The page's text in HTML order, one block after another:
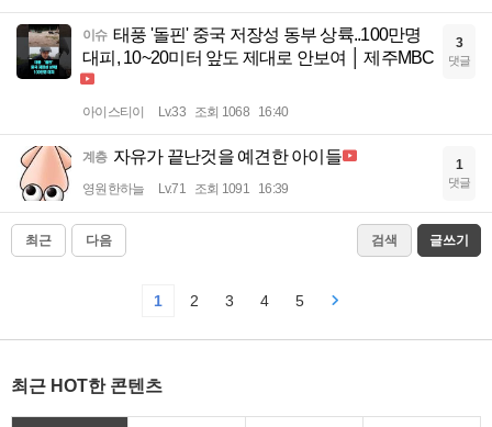
이슈 태풍 '돌핀' 중국 저장성 동부 상륙..100만명
대피, 10~20미터 앞도 제대로 안보여 │ 제주MBC
아이스티이 Lv.33 조회 1068 16:40
3
댓글
계층 자유가 끝난것을 예견한 아이들
영원한하늘 Lv.71 조회 1091 16:39
1
댓글
최근 다음 검색 글쓰기
1 2 3 4 5
최근 HOT한 콘텐츠